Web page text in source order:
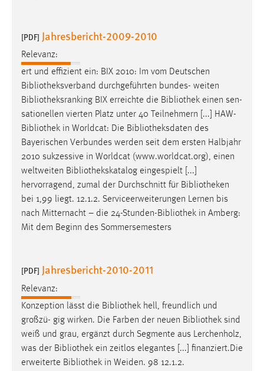
[PDF] Jahresbericht-2009-2010
Relevanz:
ert und effizient ein: BIX 2010: Im vom Deutschen
Bibliotheksverband durchgeführten bundes- weiten
Bibliotheksranking BIX erreichte die Bibliothek einen sen-
sationellen vierten Platz unter 40 Teilnehmern [...] HAW-
Bibliothek in Worldcat: Die Bibliotheksdaten des
Bayerischen Verbundes werden seit dem ersten Halbjahr
2010 sukzessive in Worldcat (www.worldcat.org), einen
weltweiten Bibliothekskatalog eingespielt [...]
hervorragend, zumal der Durchschnitt für Bibliotheken
bei 1,99 liegt. 12.1.2. Serviceerweiterungen Lernen bis
nach Mitternacht – die 24-Stunden-Bibliothek in Amberg:
Mit dem Beginn des Sommersemesters
[PDF] Jahresbericht-2010-2011
Relevanz:
Konzeption lässt die Bibliothek hell, freundlich und
großzü- gig wirken. Die Farben der neuen Bibliothek sind
weiß und grau, ergänzt durch Segmente aus Lerchenholz,
was der Bibliothek ein zeitlos elegantes [...] finanziert.Die
erweiterte Bibliothek in Weiden. 98 12.1.2.
Name:
Anbieter:
Google Ireland Limited
Zweck:
Conversion-Tracking
Cookie Laufzeit:
3 Monate
Facebook Pixel
Name:
_fbp
Conversion-Tracking
Cookie Laufzeit:
3 Monate